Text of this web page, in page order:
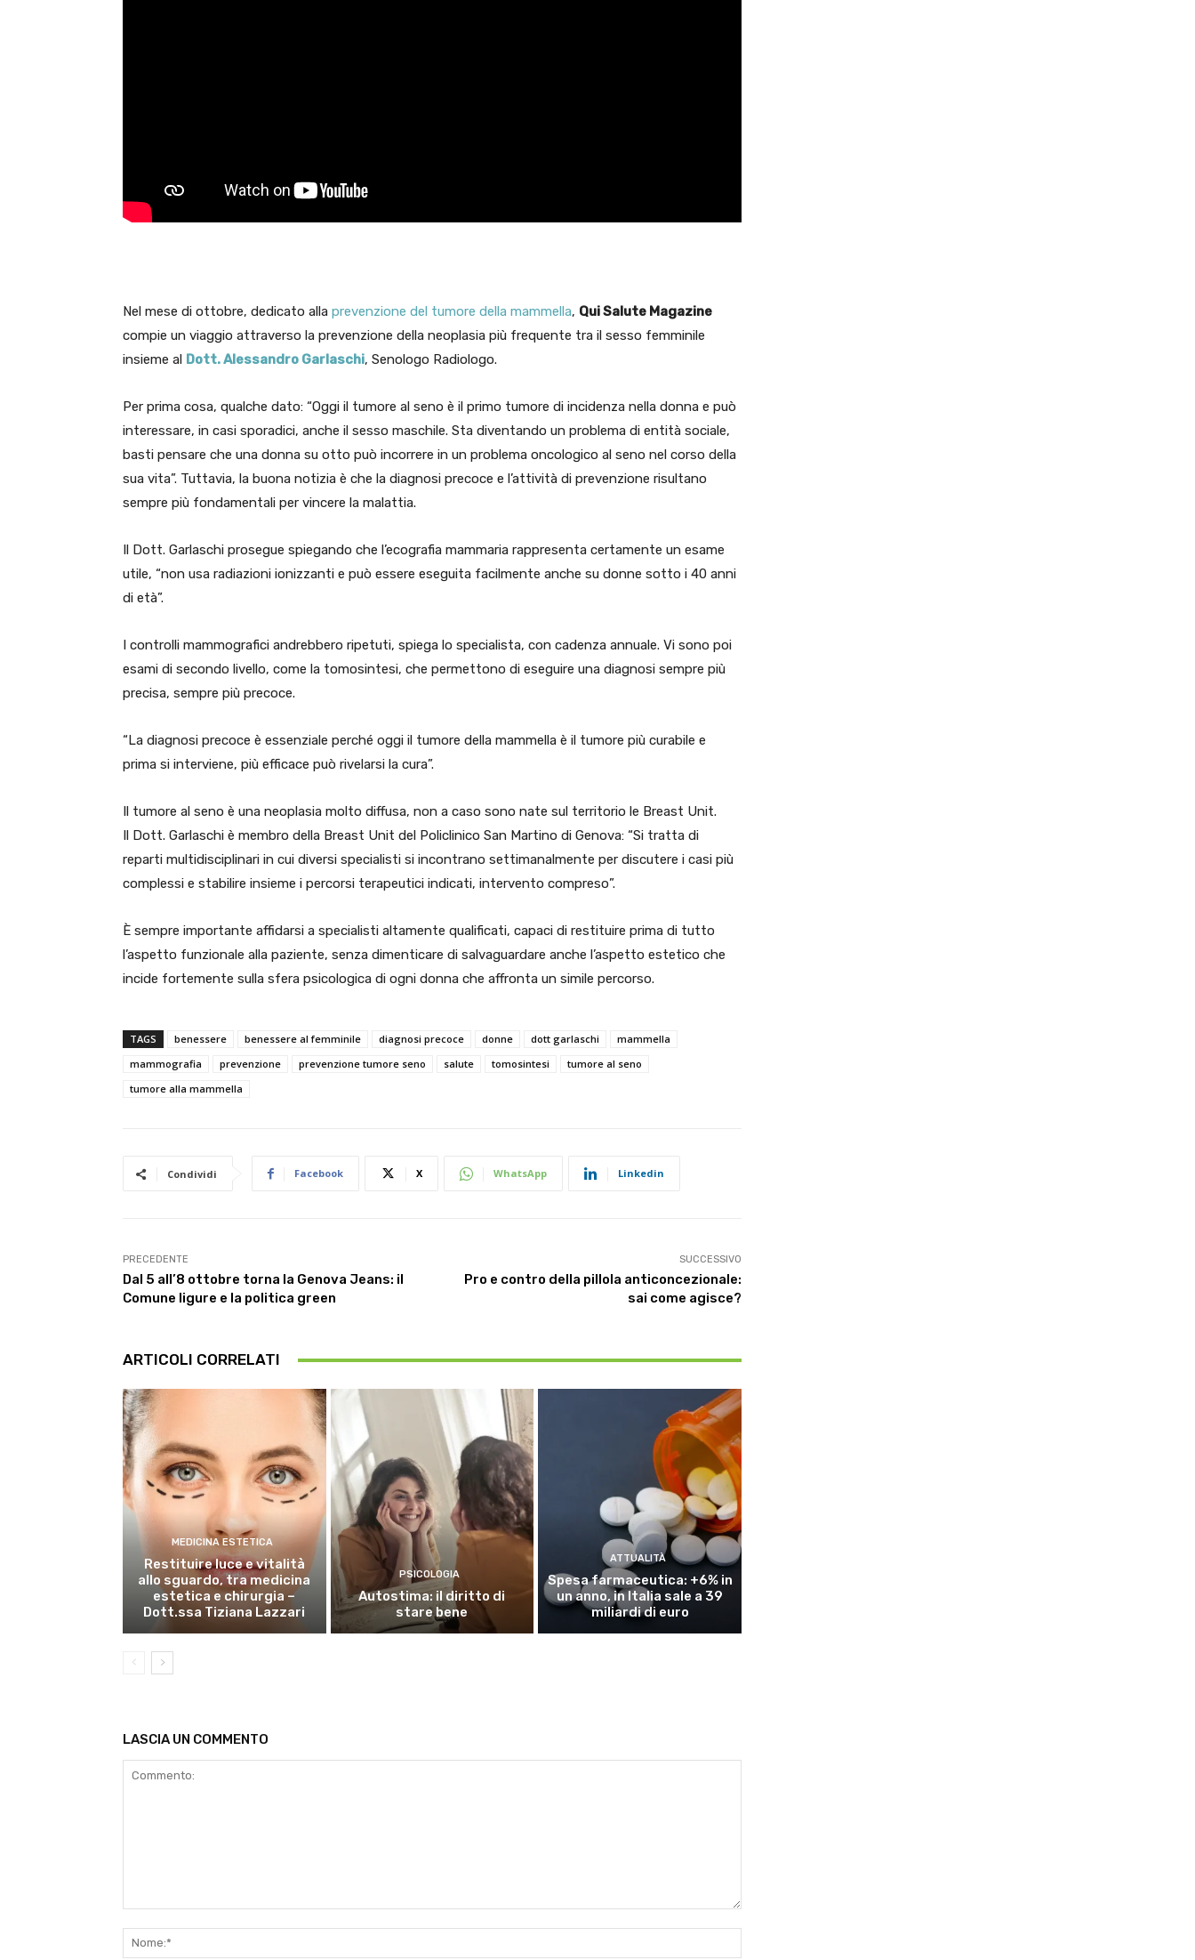
Nel mese di ottobre, dedicato alla prevenzione del tumore della mammella, Qui Salute Magazine
compie un viaggio attraverso la prevenzione della neoplasia più frequente tra il sesso femminile
insieme al Dott. Alessandro Garlaschi, Senologo Radiologo.
Per prima cosa, qualche dato: “Oggi il tumore al seno è il primo tumore di incidenza nella donna e può
interessare, in casi sporadici, anche il sesso maschile. Sta diventando un problema di entità sociale,
basti pensare che una donna su otto può incorrere in un problema oncologico al seno nel corso della
sua vita”. Tuttavia, la buona notizia è che la diagnosi precoce e l’attività di prevenzione risultano
sempre più fondamentali per vincere la malattia.
Il Dott. Garlaschi prosegue spiegando che l’ecografia mammaria rappresenta certamente un esame
utile, “non usa radiazioni ionizzanti e può essere eseguita facilmente anche su donne sotto i 40 anni
di età”.
I controlli mammografici andrebbero ripetuti, spiega lo specialista, con cadenza annuale. Vi sono poi
esami di secondo livello, come la tomosintesi, che permettono di eseguire una diagnosi sempre più
precisa, sempre più precoce.
“La diagnosi precoce è essenziale perché oggi il tumore della mammella è il tumore più curabile e
prima si interviene, più efficace può rivelarsi la cura”.
Il tumore al seno è una neoplasia molto diffusa, non a caso sono nate sul territorio le Breast Unit.
Il Dott. Garlaschi è membro della Breast Unit del Policlinico San Martino di Genova: “Si tratta di
reparti multidisciplinari in cui diversi specialisti si incontrano settimanalmente per discutere i casi più
complessi e stabilire insieme i percorsi terapeutici indicati, intervento compreso”.
È sempre importante affidarsi a specialisti altamente qualificati, capaci di restituire prima di tutto
l’aspetto funzionale alla paziente, senza dimenticare di salvaguardare anche l’aspetto estetico che
incide fortemente sulla sfera psicologica di ogni donna che affronta un simile percorso.
TAGS benessere benessere al femminile diagnosi precoce donne dott garlaschi
mammella
mammografia
prevenzione prevenzione tumore seno salute tomosintesi
tumore al seno
tumore alla mammella
Condividi Facebook X WhatsApp Linkedin
PRECEDENTE
Dal 5 all’8 ottobre torna la Genova Jeans: il
Comune ligure e la politica green
SUCCESSIVO
Pro e contro della pillola anticoncezionale:
sai come agisce?
ARTICOLI CORRELATI
MEDICINA ESTETICA
Restituire luce e vitalità
allo sguardo, tra medicina
estetica e chirurgia –
Dott.ssa Tiziana Lazzari
PSICOLOGIA
Autostima: il diritto di
stare bene
ATTUALITÀ
Spesa farmaceutica: +6% in
un anno, in Italia sale a 39
miliardi di euro
LASCIA UN COMMENTO